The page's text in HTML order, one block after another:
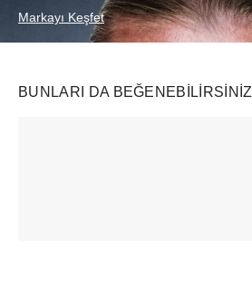
Markayı Keşfet
BUNLARI DA BEĞENEBILIRSINIZ